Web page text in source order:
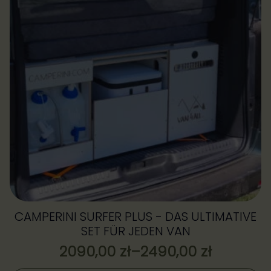
Die
Produktseite
gewählt
CAMPERINI SURFER PLUS - DAS ULTIMATIVE
SET FÜR JEDEN VAN
2090,00 zł–2490,00 zł
Preisspanne: